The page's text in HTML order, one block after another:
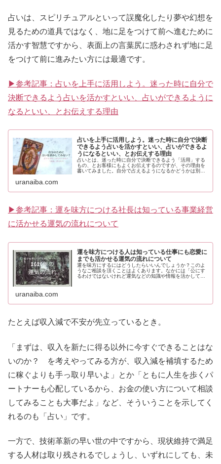
占いは、スピリチュアルといって誤魔化したり夢や幻想を
見るための道具ではなく、地に足をつけて前へ進むために
活かす智慧ですから、表面上の言葉尻に惑わされず地に足
をつけて前に進みたい方には最適です。
▶参考記事：占いを上手に活用しよう。迷った時に自分で
決断できるよう占いを活かすといい、占いができるように
なるといい、とお伝えする理由
占いを上手に活用しよう。迷った時に自分で決断
できるよう占いを活かすといい、占いができるよ
うになるといい、とお伝えする理由
占いとは、迷った時に自分で決断できるよう「活用」する
もの、とお客様にもよくお伝えするのですが、その理由を
書いてみました。自分で占えるようになるかどうかは別と
uranaiba.com
▶参考記事：運を味方につける社長は知っている事業経営
に活かせる運気の流れについて
運を味方につける人は知っている仕事にも恋愛に
までも活かせる運気の流れについて
運を味方にするにはどうしたらいいんでしょうか？このよ
うなご相談を頂くことはよくあります。なかには「公にす
るわけではないけれど運気などの知識や情報を活かしてい
uranaiba.com
たとえば収入減で不安が先立っているとき。
「まずは、収入を新たに得る以外に今すぐできることはな
いのか？ を考えやってみる方が、収入減を補填するため
に稼ぐよりも手っ取り早いよ」とか「ともに人生を歩くパ
ートナーも心配しているから、お金の使い方について相談
してみることも大事だよ」など、そういうことを示してく
れるのも「占い」です。
一方で、技術革新の早い世の中ですから、現状維持で満足
する人材は取り残されるでしょうし、いずれにしても、未